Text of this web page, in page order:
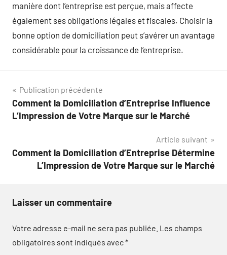
manière dont l’entreprise est perçue, mais affecte
également ses obligations légales et fiscales. Choisir la
bonne option de domiciliation peut s’avérer un avantage
considérable pour la croissance de l’entreprise.
Navigation
de
Publication précédente
Comment la Domiciliation d’Entreprise Influence
L’Impression de Votre Marque sur le Marché
Article suivant
Comment la Domiciliation d’Entreprise Détermine
L’Impression de Votre Marque sur le Marché
Laisser un commentaire
Votre adresse e-mail ne sera pas publiée. Les champs
obligatoires sont indiqués avec*